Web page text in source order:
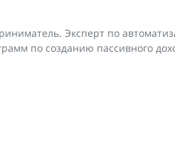
Эксперт по
по созданию пассивного